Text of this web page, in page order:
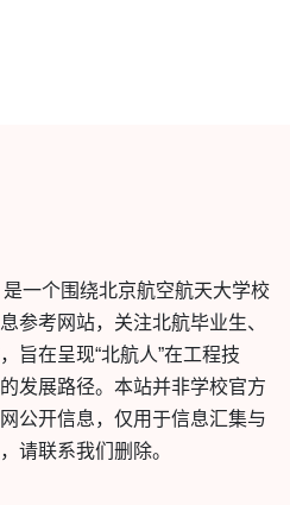
一个围绕北京航空航天大学校
参考网站，关注北航毕业生、
旨在呈现“北航人”在工程技
发展路径。本站并非学校官方
公开信息，仅用于信息汇集与
请联系我们删除。